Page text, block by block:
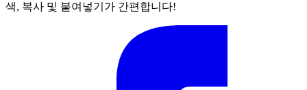
색, 복사 및 붙여넣기가 간편합니다!